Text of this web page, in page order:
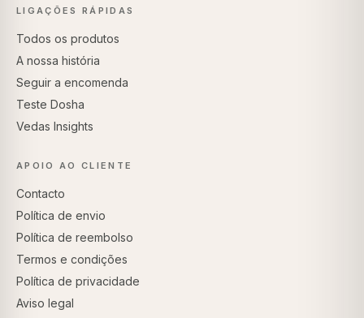
LIGAÇÕES RÁPIDAS
Todos os produtos
A nossa história
Seguir a encomenda
Teste Dosha
Vedas Insights
APOIO AO CLIENTE
Contacto
Política de envio
Política de reembolso
Termos e condições
Política de privacidade
Aviso legal